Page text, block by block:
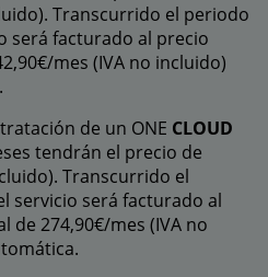
Transcurrido el periodo
será facturado al precio
mes (IVA no incluido)
de un ONE CLOUD
tendrán el precio de
Transcurrido el
servicio será facturado al
de 274,90€/mes (IVA no